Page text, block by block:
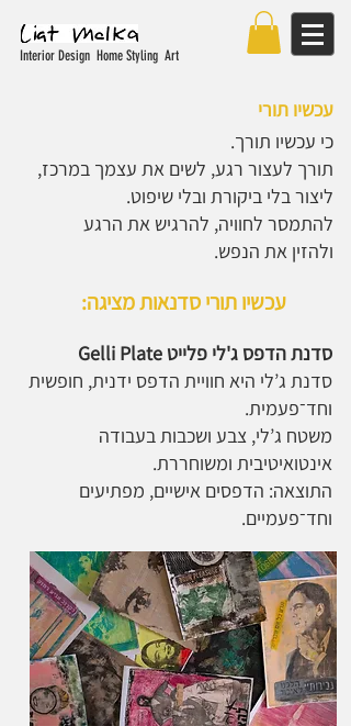
Interior Design Home Styling Art
עכשיו תורי
כי עכשיו תורך.
תורך לעצור רגע, לשים את עצמך במרכז,
ליצור בלי ביקורת ובלי שיפוט.
להתמסר לחוויה, להרגיש את הרגע
ולהזין את הנפש.
עכשיו תורי סדנאות מציגה:
סדנת הדפס ג'לי פלייט Gelli Plate
סדנת ג’לי היא חוויית הדפס ידנית, חופשית
וחד־פעמית.
משטח ג’לי, צבע ושכבות בעבודה
אינטואיטיבית ומשוחררת.
התוצאה: הדפסים אישיים, מפתיעים
וחד־פעמיים.